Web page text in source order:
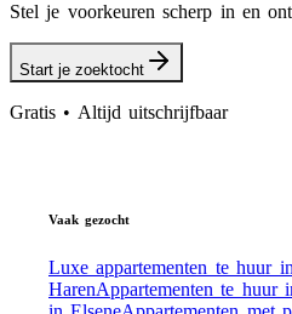
Stel je voorkeuren scherp in en
Start je zoektocht
Gratis • Altijd uitschrijfbaar
Vaak gezocht
Luxe appartementen te huur
HarenAppartementen te huur